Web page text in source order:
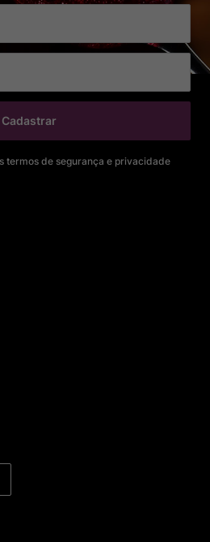
Cadastrar
termos de segurança e privacidade